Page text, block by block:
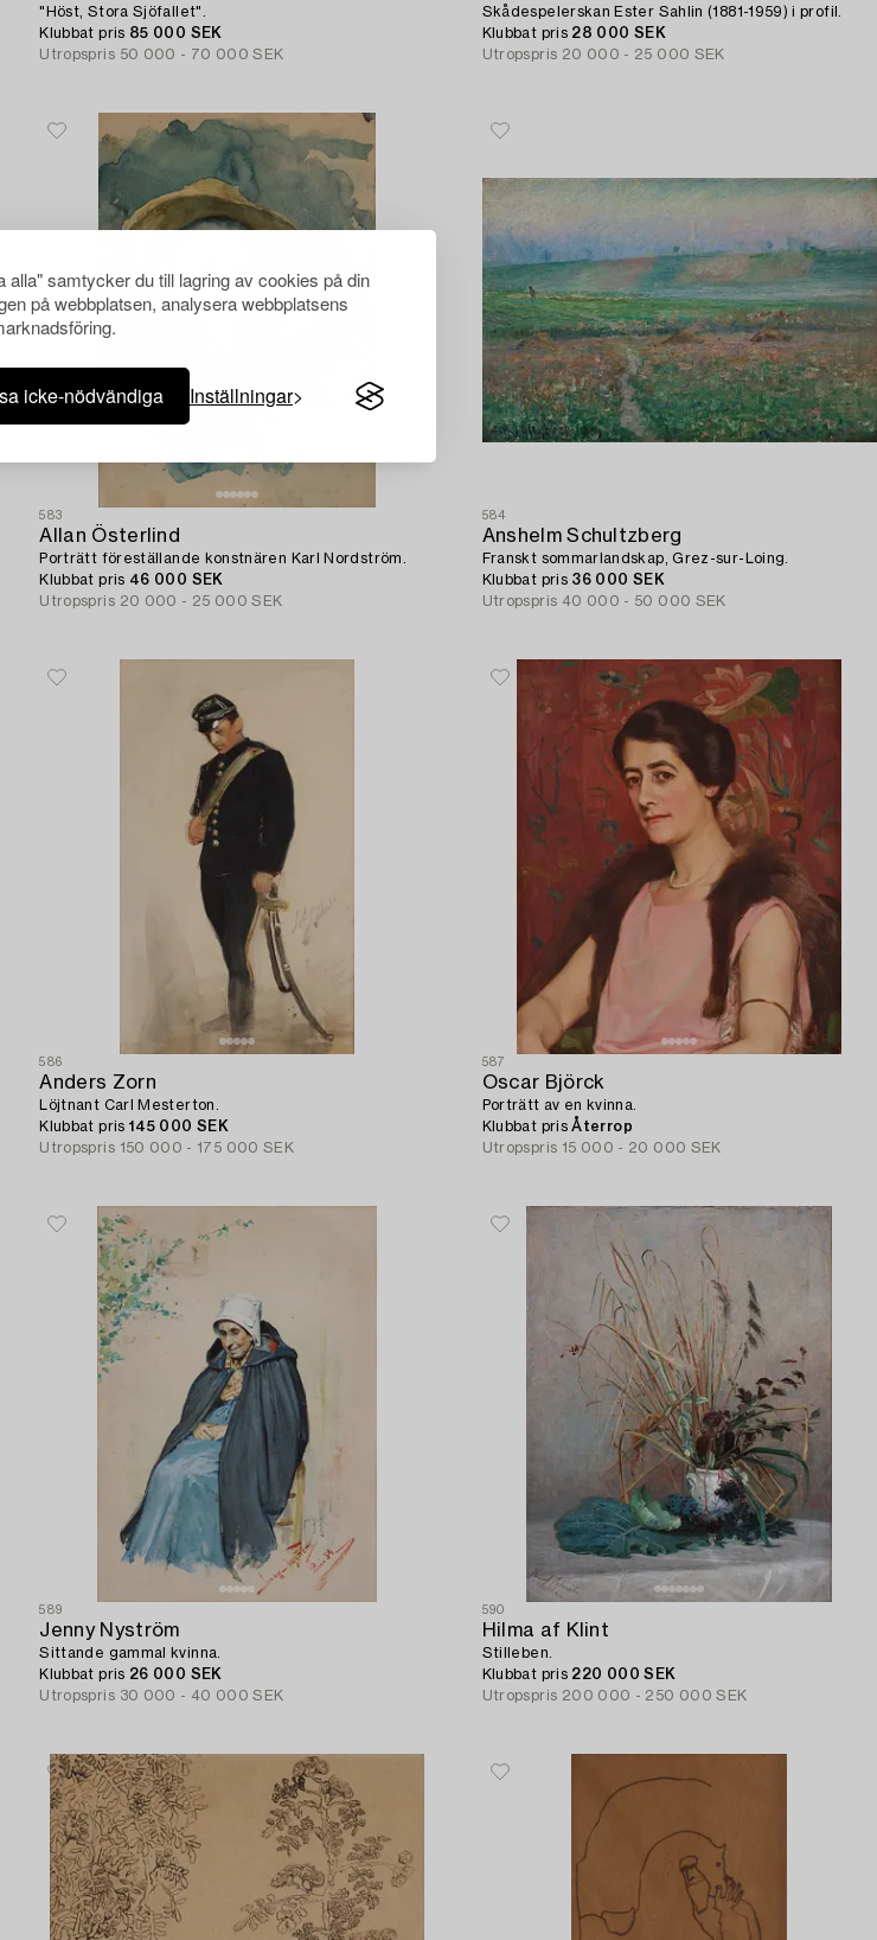
samtycker du till lagring av cookies på din
på webbplatsen, analysera webbplatsens
icke-nödvändiga Inställningar
"Höst, Stora Sjöfallet".
Klubbat pris 85 000 SEK
Utropspris 50 000 - 70 000 SEK
Skådespelerskan Ester Sahlin (1881-1959) i profil.
Klubbat pris 28 000 SEK
Utropspris 20 000 - 25 000 SEK
583
Allan Österlind
Porträtt föreställande konstnären Karl Nordström.
Klubbat pris 46 000 SEK
Utropspris 20 000 - 25 000 SEK
584
Anshelm Schultzberg
Franskt sommarlandskap, Grez-sur-Loing.
Klubbat pris 36 000 SEK
Utropspris 40 000 - 50 000 SEK
586
Anders Zorn
Löjtnant Carl Mesterton.
Klubbat pris145 000 SEK
Utropspris 150 000 - 175 000 SEK
587
Oscar Björck
Porträtt av en kvinna.
Klubbat prisÅterrop
Utropspris 15 000 - 20 000 SEK
589
Jenny Nyström
Sittande gammal kvinna.
Klubbat pris 26 000 SEK
Utropspris 30 000 - 40 000 SEK
590
Hilma af Klint
Stilleben.
Klubbat pris 220 000 SEK
Utropspris 200 000 - 250 000 SEK